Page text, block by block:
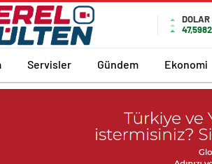
DOLAR
47,5982
Servisler Gündem Ekonomi